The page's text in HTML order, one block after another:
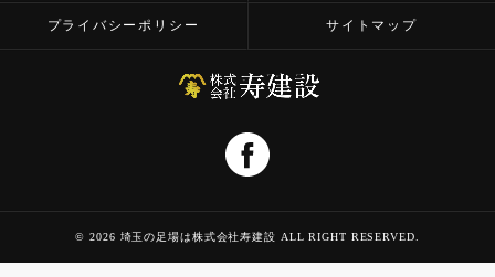
プライバシーポリシー サイトマップ
© 2026 埼玉の足場は株式会社寿建設 ALL RIGHT RESERVED.